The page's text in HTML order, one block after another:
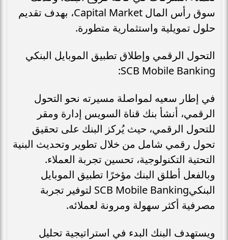
سوق رأس المال Capital Market، بهدف تقديم
حلول تمويلية واستثمارية متطورة.
التحول الرقمي وإطلاق تطبيق الموبايل البنكي
SCB Mobile Banking:
في إطار سعيه لمواصلة مسيرته نحو التحول
الرقمي، أنشأ بنك قناة السويس إدارة ومقر
للتحول الرقمي، حيث يُركز البنك على تحقيق
تحول رقمي شامل من خلال تطوير وتحديث البنية
التحتية التكنولوجية، تحسين تجربة العملاء.
وبالفعل أطلق البنك مؤخرًا تطبيق الموبايل
البنكيSCB Mobile Banking لتوفير تجربة
مصرفية أكثر سهولة ومرونة لعملائه.
ويستهدف البنك البدء في استراتيجية تحليل